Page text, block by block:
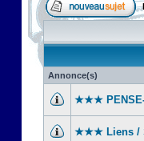
Annonce(s)
★★★
★★★ Liens /